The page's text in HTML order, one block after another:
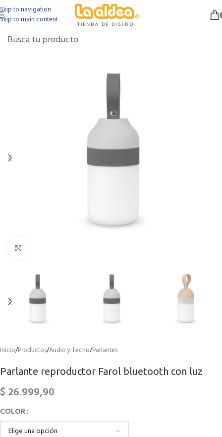
Skip to navigation
Skip to main content
Inicio/Productos/Audio y Tecno/Parlantes
Parlante reproductor Farol bluetooth con luz
$ 26.999,90
COLOR